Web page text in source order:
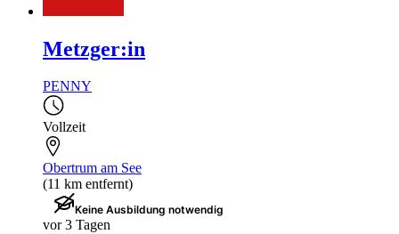
Metzger:in
PENNY
Vollzeit
Obertrum am See
(11 km entfernt)
Keine Ausbildung notwendig
vor 3 Tagen